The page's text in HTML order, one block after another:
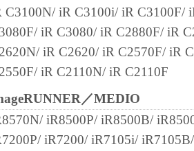
「本ソフトウェア」を使用して
ヤノン製品」用のドライバーソ
ンストールする際にオペレーテ
に関する警告ウィンドウが表示
とします。
C3100N/ iR C3100i/ iR C3100F/
iR C3080/ iR C2880F/ iR
iR C2620/ iR C2570F/ iR
iR C2110N/ iR C2110F
／MEDIO
iR8500P/ iR8500B/
iR7200/ iR7105i/